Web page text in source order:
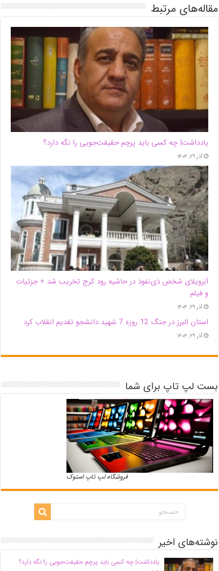
مقاله‌های مرتبط
یادداشت| ‌چه کسی باید پرچم حقیقت‌جویی را نگه دارد؟
آذر ۲۹, ۱۴۰۴
اَبَر‌ویلای شخص ذی‌نفوذ در حاشیه‌ رود کرج تخریب شد + جزئیات
و فیلم
آذر ۲۹, ۱۴۰۴
استان البرز در جنگ 12 روزه 7 شهید دانشجو تقدیم انقلاب کرد
آذر ۲۹, ۱۴۰۴
بست لپ تاپ برای شما
فروشگاه لپ تاپ استوک
نوشته‌های اخیر
یادداشت| ‌چه کسی باید پرچم حقیقت‌جویی را نگه دارد؟